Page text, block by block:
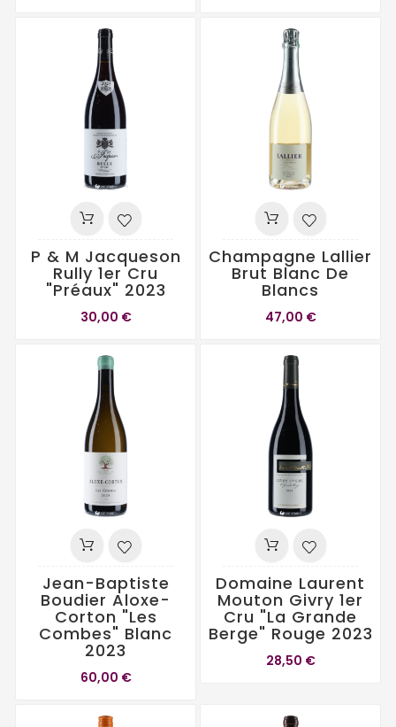
P & M Jacqueson
Rully 1er Cru
"Préaux" 2023
30,00 €
Champagne Lallier
Brut Blanc De
Blancs
47,00 €
Jean-Baptiste
Boudier Aloxe-
Corton "Les
Combes" Blanc
2023
60,00 €
Domaine Laurent
Mouton Givry 1er
Cru "La Grande
Berge" Rouge 2023
28,50 €